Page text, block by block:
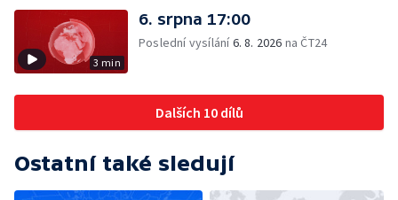
3 min
6. srpna 17:00
Poslední vysílání6. 8. 2026 na ČT24
Dalších 10 dílů
Ostatní také sledují